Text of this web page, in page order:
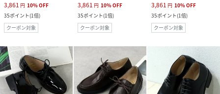
3,861 円 10%OFF
35ポイント(1倍)
クーポン対象
3,861 円 10%OFF
35ポイント(1倍)
クーポン対象
3,861 円 10%OFF
35ポイント(1倍)
クーポン対象